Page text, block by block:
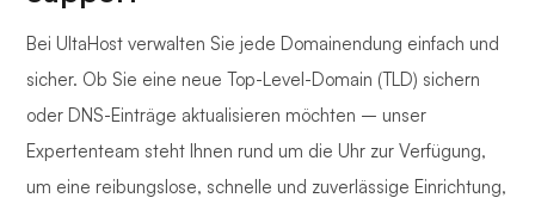
Bei UltaHost verwalten Sie jede Domainendung einfach und
sicher. Ob Sie eine neue Top-Level-Domain (TLD) sichern
oder DNS-Einträge aktualisieren möchten – unser
Expertenteam steht Ihnen rund um die Uhr zur Verfügung,
um eine reibungslose, schnelle und zuverlässige Einrichtung,